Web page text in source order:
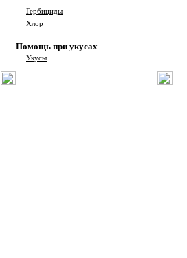
Гербициды
Хлор
Помощь при укусах
Укусы